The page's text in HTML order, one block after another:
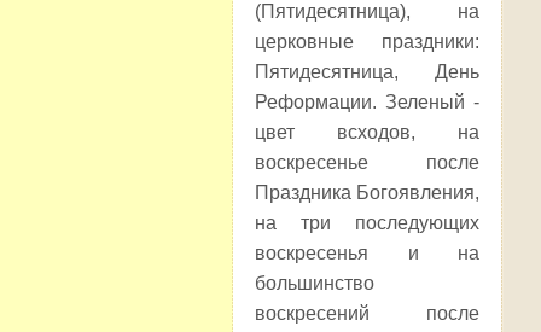
(Пятидесятница), на
церковные праздники:
Пятидесятница, День
Реформации. Зеленый -
цвет всходов, на
воскресенье после
Праздника Богоявления,
на три последующих
воскресенья и на
большинство
воскресений после